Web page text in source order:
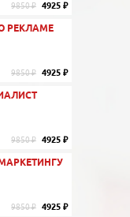
9850 ₽ 4925 ₽
РЕКЛАМЕ
9850 ₽ 4925 ₽
9850 ₽ 4925 ₽
9850 ₽ 4925 ₽